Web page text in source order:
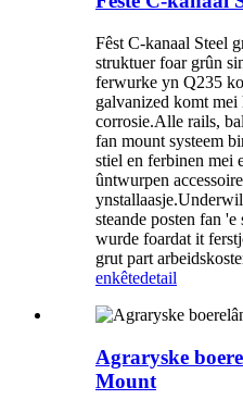
Fêst C-kanaal Steel
struktuer foar grûn
ferwurke yn Q235
galvanized komt mei
corrosie.Alle rails,
fan mount systeem
stiel en ferbinen mei
ûntwurpen
steande posten fan
wurde foardat it
grut part
enkêtedetail
Agraryske
Mount